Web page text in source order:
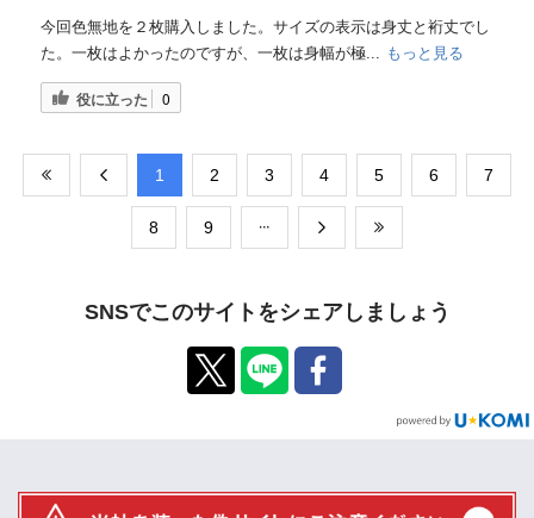
今回色無地を２枚購入しました。サイズの表示は身丈と裄丈でし
た。一枚はよかったのですが、一枚は身幅が極... もっと見る
役に立った 0
​1 ​2 ​3 ​4 ​5 ​6 ​7
​8 ​9
SNSでこのサイトをシェアしましょう